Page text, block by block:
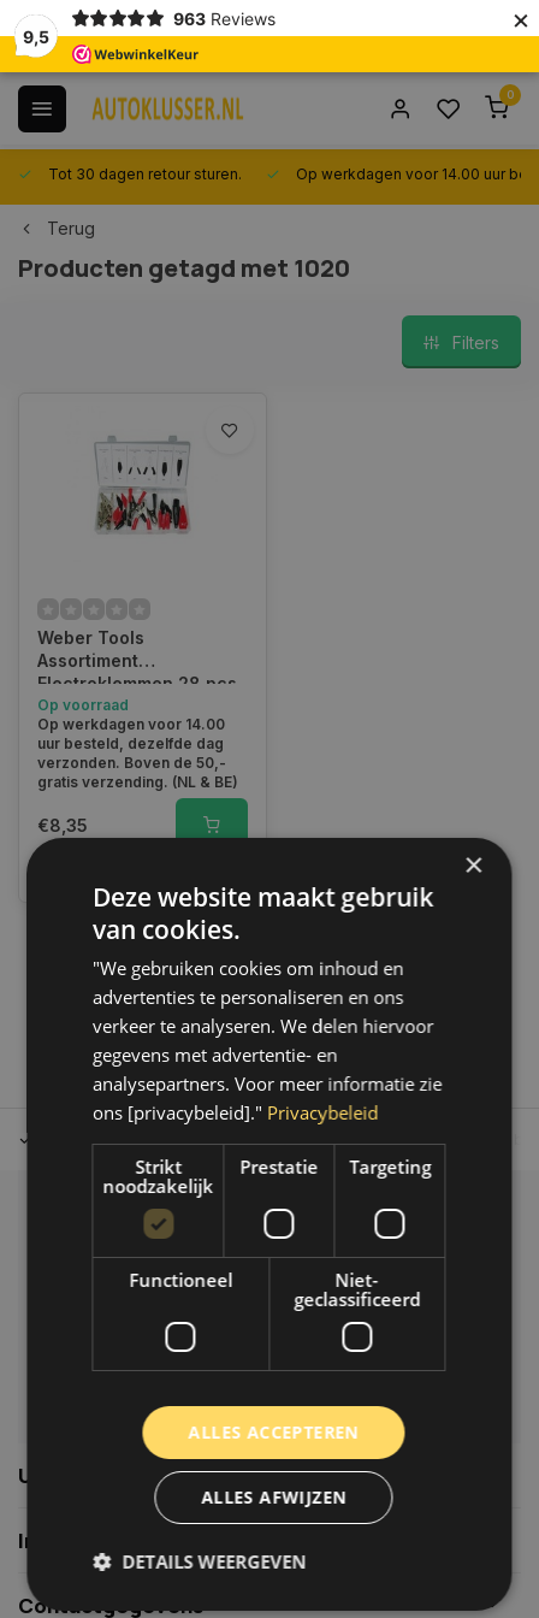
9,5
963 Reviews ×
0
Tot 30 dagen retour sturen. Op werkdagen voor 14.00 uur
Terug
Producten getagd met 1020
Filters
Weber Tools
Assortiment
Electroklemmen 28 pcs
FD-1020
Op voorraad
Op werkdagen voor 14.00
uur besteld, dezelfde dag
verzonden. Boven de 50,-
gratis verzending. (NL & BE)
€8,35
1
Tot 30 dagen retour sturen. Op werkdagen voor 14.00 uur
Klantenservice
Veelgestelde vragen
06-39119169
info@autoklusser.nl
Usefull links
Informatie
Contactgegevens
×
Deze website maakt gebruik
van cookies.
"We gebruiken cookies om inhoud en
advertenties te personaliseren en ons
verkeer te analyseren. We delen hiervoor
gegevens met advertentie- en
analysepartners. Voor meer informatie zie
ons [privacybeleid]." Privacybeleid
Strikt
noodzakelijk
Prestatie Targeting
Functioneel
Niet-
geclassificeerd
ALLES ACCEPTEREN
ALLES AFWIJZEN
DETAILS WEERGEVEN